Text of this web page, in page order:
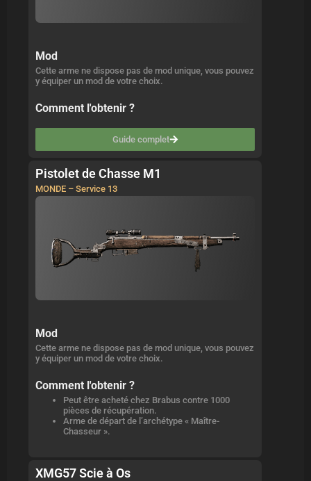
Mod
Cette arme ne dispose pas de mod unique, vous pouvez
y équiper un mod de votre choix.
Comment l'obtenir ?
Guide complet
Pistolet de Chasse M1
MONDE – Service 13
Mod
Cette arme ne dispose pas de mod unique, vous pouvez
y équiper un mod de votre choix.
Comment l'obtenir ?
Peut être acheté chez Brabus contre 1000
pièces de récupération.
Arme de départ de l’archétype « Maître-
Chasseur ».
XMG57 Scie à Os